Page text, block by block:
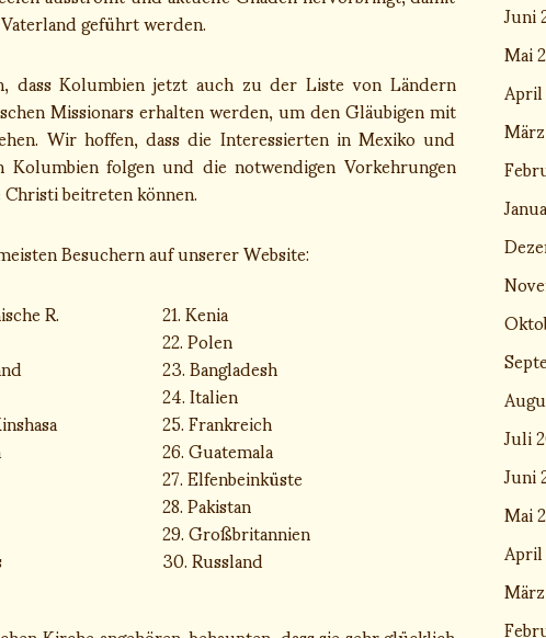
geführt werden.
Kolumbien jetzt auch zu der Liste von Ländern
Missionars erhalten werden, um den Gläubigen mit
Wir hoffen, dass die Interessierten in Mexiko und
folgen und die notwendigen Vorkehrungen
beitreten können.
Besuchern auf unserer Website:
R. 21. Kenia
22. Polen
23. Bangladesh
24. Italien
25. Frankreich
26. Guatemala
27. Elfenbeinküste
28. Pakistan
29. Großbritannien
30. Russland
Juni
Mai
Juli
Juni
Mai